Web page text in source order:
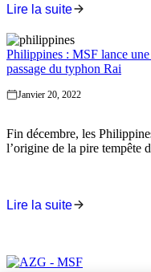
afin de porter secours aux
Lire la suite
Philippines : MSF lance
passage du typhon Rai
Janvier 20, 2022
Fin décembre, les
l’origine de la pire tempête
Lire la suite
Page